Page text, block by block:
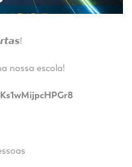
nossa escola!